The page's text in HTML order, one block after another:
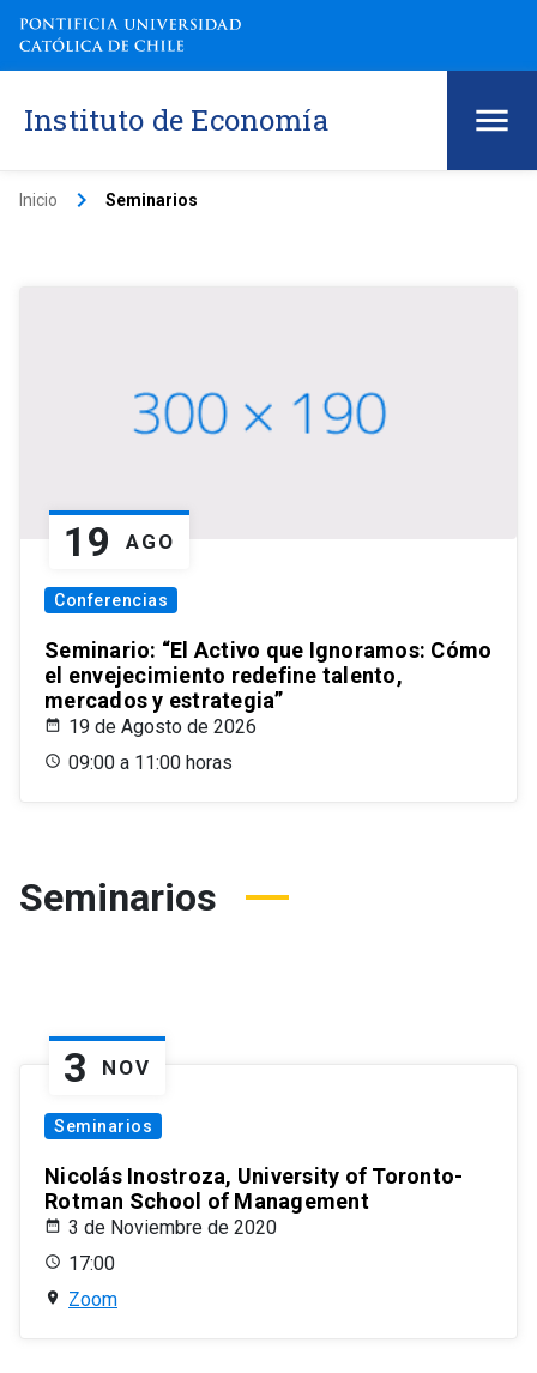
Instituto de Economía
Inicio keyboard_arrow_right Seminarios
19 AGO
Conferencias
Seminario: “El Activo que Ignoramos: Cómo
el envejecimiento redefine talento,
mercados y estrategia”
19 de Agosto de 2026
09:00 a 11:00 horas
Seminarios
3 NOV
Seminarios
Nicolás Inostroza, University of Toronto-
Rotman School of Management
3 de Noviembre de 2020
17:00
Zoom